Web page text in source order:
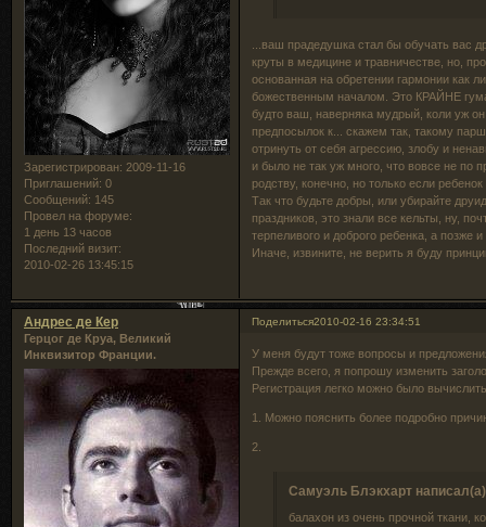
Зарегистрирован: 2009-11-16
Приглашений: 0
Сообщений: 145
Провел на форуме:
1 день 13 часов
Последний визит:
2010-02-26 13:45:15
...ваш прадедушка стал бы обучать вас
круты в медицине и травничестве, но,
основанная на обретении гармонии как
божественным началом. Это КРАЙНЕ
будто ваш, наверняка мудрый, коли уж
предпосылок к... скажем так, такому
отринуть от себя агрессию, злобу и
и было не так уж много, что вовсе не по
родству, конечно, но только если
Так что будьте добры, или убирайте
праздников, это знали все кельты, ну,
терпеливого и доброго ребенка, а позже
Иначе, извините, не верить я буду
Поделиться2010-02-16 23:34:51
Андрес де Кер
Герцог де Круа, Великий
Инквизитор Франции.
У меня будут тоже вопросы и
Прежде всего, я попрошу изменить
Регистрация легко можно было
1. Можно пояснить более подробно
2.
Самуэль Блэкхарт
балахон из очень прочной ткани,